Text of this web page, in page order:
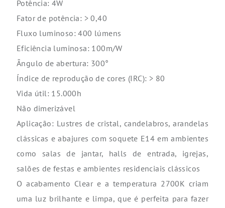
Potência: 4W
Fator de potência: > 0,40
Fluxo luminoso: 400 lúmens
Eficiência luminosa: 100m/W
Ângulo de abertura: 300°
Índice de reprodução de cores (IRC): > 80
Vida útil: 15.000h
Não dimerizável
Aplicação: Lustres de cristal, candelabros, arandelas
clássicas e abajures com soquete E14 em ambientes
como salas de jantar, halls de entrada, igrejas,
salões de festas e ambientes residenciais clássicos
O acabamento Clear e a temperatura 2700K criam
uma luz brilhante e limpa, que é perfeita para fazer